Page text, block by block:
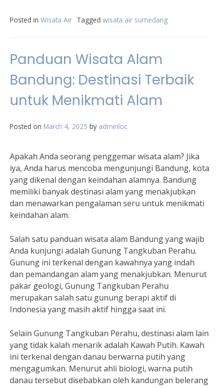
Posted in Wisata Air Tagged wisata air sumedang
Panduan Wisata Alam
Bandung: Destinasi Terbaik
untuk Menikmati Alam
Posted on March 4, 2025 by adminloc
Apakah Anda seorang penggemar wisata alam? Jika
iya, Anda harus mencoba mengunjungi Bandung, kota
yang dikenal dengan keindahan alamnya. Bandung
memiliki banyak destinasi alam yang menakjubkan
dan menawarkan pengalaman seru untuk menikmati
keindahan alam.
Salah satu panduan wisata alam Bandung yang wajib
Anda kunjungi adalah Gunung Tangkuban Perahu.
Gunung ini terkenal dengan kawahnya yang indah
dan pemandangan alam yang menakjubkan. Menurut
pakar geologi, Gunung Tangkuban Perahu
merupakan salah satu gunung berapi aktif di
Indonesia yang masih aktif hingga saat ini.
Selain Gunung Tangkuban Perahu, destinasi alam lain
yang tidak kalah menarik adalah Kawah Putih. Kawah
ini terkenal dengan danau berwarna putih yang
mengagumkan. Menurut ahli biologi, warna putih
danau tersebut disebabkan oleh kandungan belerang